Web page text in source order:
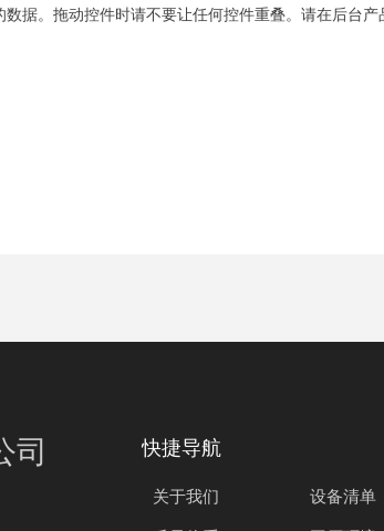
据。拖动控件时请不要让任何控件重叠。请在后台
司
关于我们 设备清单
快捷导航